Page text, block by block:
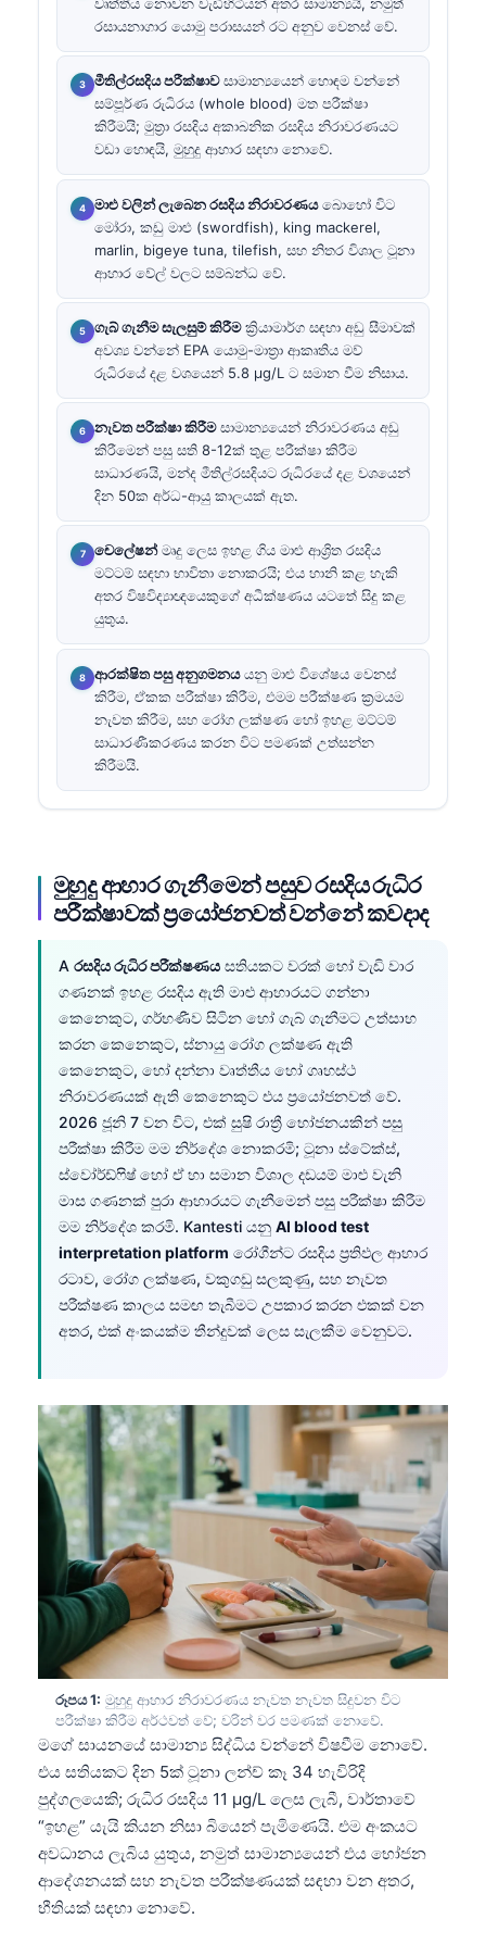
රසායනාගාර යොමු පරාසයන් රට අනුව වෙනස් වේ.
මීතිල්රසදිය පරීක්ෂාවසාමාන්‍යයෙන් හොඳම වන්නේ
සම්පූර්ණ රුධිරය (whole blood) මත පරීක්ෂා
කිරීමයි; මුත්‍රා රසදිය අකාබනික රසදිය නිරාවරණයට
වඩා හොඳයි, මුහුදු ආහාර සඳහා නොවේ.
මාළු වලින් ලැබෙන රසදිය නිරාවරණයබොහෝ විට
මෝරා, කඩු මාළු (swordfish), king mackerel,
marlin, bigeye tuna, tilefish, සහ නිතර විශාල ටූනා
ආහාර වේල් වලට සම්බන්ධ වේ.
ගැබ් ගැනීම සැලසුම් කිරීමක්‍රියාමාර්ග සඳහා අඩු සීමාවක්
අවශ්‍ය වන්නේ EPA යොමු-මාත්‍රා ආකෘතිය මව්
රුධිරයේ දළ වශයෙන් 5.8 µg/L ට සමාන වීම නිසාය.
නැවත පරීක්ෂා කිරීමසාමාන්‍යයෙන් නිරාවරණය අඩු
කිරීමෙන් පසු සති 8-12ක් තුළ පරීක්ෂා කිරීම
සාධාරණයි, මන්ද මීතිල්රසදියට රුධිරයේ දළ වශයෙන්
දින 50ක අර්ධ-ආයු කාලයක් ඇත.
චෙලේෂන්මෘදු ලෙස ඉහළ ගිය මාළු ආශ්‍රිත රසදිය
මට්ටම් සඳහා භාවිතා නොකරයි; එය හානි කළ හැකි
අතර විෂවිද්‍යාඥයෙකුගේ අධීක්ෂණය යටතේ සිදු කළ
යුතුය.
ආරක්ෂිත පසු අනුගමනයයනු මාළු විශේෂය වෙනස්
කිරීම, ඒකක පරීක්ෂා කිරීම, එමම පරීක්ෂණ ක්‍රමයම
නැවත කිරීම, සහ රෝග ලක්ෂණ හෝ ඉහළ මට්ටම්
සාධාරණීකරණය කරන විට පමණක් උත්සන්න
කිරීමයි.
මුහුදු ආහාර ගැනීමෙන් පසුව රසදිය රුධිර
පරීක්ෂාවක් ප්‍රයෝජනවත් වන්නේ කවදාද
A රසදිය රුධිර පරීක්ෂණය සතියකට වරක් හෝ වැඩි වාර
ගණනක් ඉහළ රසදිය ඇති මාළු ආහාරයට ගන්නා
කෙනෙකුට, ගර්භණීව සිටින හෝ ගැබ් ගැනීමට උත්සාහ
කරන කෙනෙකුට, ස්නායු රෝග ලක්ෂණ ඇති
කෙනෙකුට, හෝ දන්නා වෘත්තීය හෝ ගෘහස්ථ
නිරාවරණයක් ඇති කෙනෙකුට එය ප්‍රයෝජනවත් වේ.
2026 ජූනි 7 වන විට, එක් සුෂි රාත්‍රී භෝජනයකින් පසු
පරීක්ෂා කිරීම මම නිර්දේශ නොකරමි; ටූනා ස්ටේක්ස්,
ස්වෝර්ඩ්ෆිෂ් හෝ ඒ හා සමාන විශාල දඩයම් මාළු වැනි
මාස ගණනක් පුරා ආහාරයට ගැනීමෙන් පසු පරීක්ෂා කිරීම
මම නිර්දේශ කරමි. Kantesti යනු AI blood test
interpretation platform රෝගීන්ට රසදිය ප්‍රතිඵල ආහාර
රටාව, රෝග ලක්ෂණ, වකුගඩු සලකුණු, සහ නැවත
පරීක්ෂණ කාලය සමඟ තැබීමට උපකාර කරන එකක් වන
අතර, එක් අංකයක්ම තීන්දුවක් ලෙස සැලකීම වෙනුවට.
රූපය 1: මුහුදු ආහාර නිරාවරණය නැවත නැවත සිදුවන විට
පරීක්ෂා කිරීම අර්ථවත් වේ; වරින් වර පමණක් නොවේ.
මගේ සායනයේ සාමාන්‍ය සිද්ධිය වන්නේ විෂවීම නොවේ.
එය සතියකට දින 5ක් ටූනා ලන්ච් කෑ 34 හැවිරිදි
පුද්ගලයෙකි; රුධිර රසදිය 11 µg/L ලෙස ලැබී, වාර්තාවේ
“ඉහළ” යැයි කියන නිසා බියෙන් පැමිණෙයි. එම අංකයට
අවධානය ලැබිය යුතුය, නමුත් සාමාන්‍යයෙන් එය භෝජන
ආදේශනයක් සහ නැවත පරීක්ෂණයක් සඳහා වන අතර,
භීතියක් සඳහා නොවේ.